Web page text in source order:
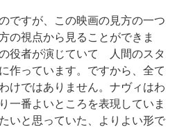
ですが、この映画の見方の一つ
の視点から見ることができま
役者が演じていて 人間のスタ
作っています。ですから、全て
けではありません。ナヴィはわ
一番よいところを表現していま
いと思っていた、よりよい形で